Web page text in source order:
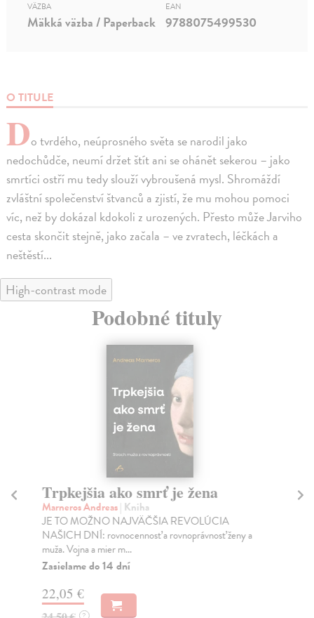
O TITULE
Do tvrdého, neúprosného světa se narodil jako
nedochůdče, neumí držet štít ani se ohánět sekerou – jako
smrtíci ostří mu tedy slouží vybroušená mysl. Shromáždí
zvláštní společenství štvanců a zjistí, že mu mohou pomoci
víc, než by dokázal kdokoli z urozených. Přesto může Jarviho
cesta skončit stejně, jako začala – ve zvratech, léčkách a
neštěstí...
VÄZBA
Mäkká väzba / Paperback
EAN
9788075499530
High-contrast mode
Podobné tituly
Trpkejšia ako smrť je žena
Marneros Andreas| Kniha
JE TO MOŽNO NAJVÄČŠIA REVOLÚCIA
NAŠICH DNÍ: rovnocennosť a rovnoprávnosť ženy a
muža. Vojna a mier m...
Zasielame do 14 dní
22,05 €